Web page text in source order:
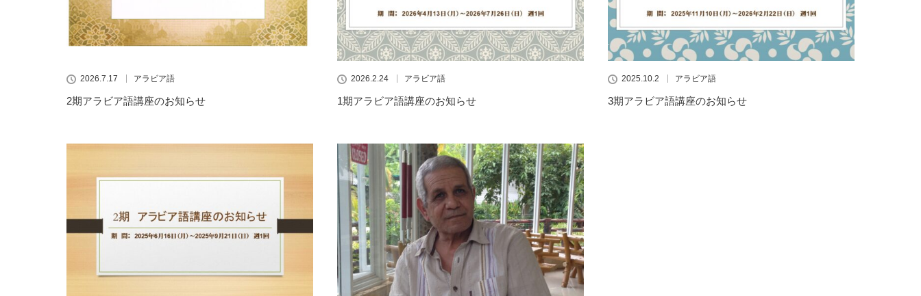
2026.7.17 アラビア語
2期アラビア語講座のお知らせ
2026.2.24 アラビア語
1期アラビア語講座のお知らせ
2025.10.2 アラビア語
3期アラビア語講座のお知らせ